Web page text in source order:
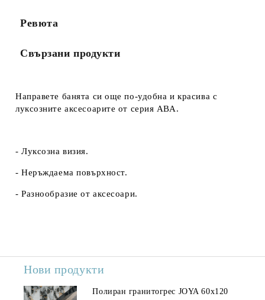
Ревюта
Свързани продукти
Направете банята си още по-удобна и красива с
луксозните аксесоарите от серия АВА.
- Луксозна визия.
- Неръждаема повърхност.
- Разнообразие от аксесоари.
Нови продукти
Полиран гранитогрес JOYA 60x120